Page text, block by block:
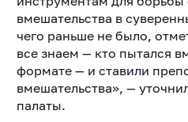
вмешательства в
чего раньше не было,
все знаем — кто пытался
формате — и ставили
вмешательства», —
палаты.